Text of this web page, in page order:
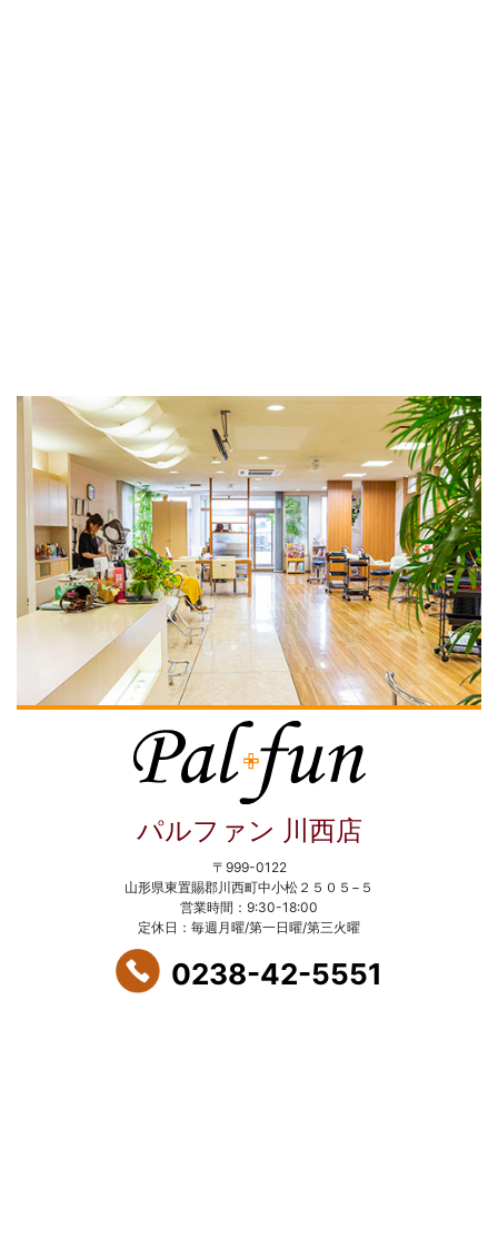
パルファン 川西店
〒999-0122
山形県東置賜郡川西町中小松２５０５−５
営業時間：9:30-18:00
定休日：毎週月曜/第一日曜/第三火曜
0238-42-5551